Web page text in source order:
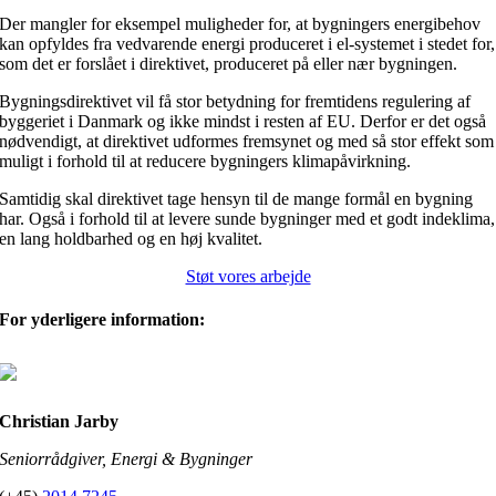
Der mangler for eksempel muligheder for, at bygningers energibehov
kan opfyldes fra vedvarende energi produceret i el-systemet i stedet for,
som det er forslået i direktivet, produceret på eller nær bygningen.
Bygningsdirektivet vil få stor betydning for fremtidens regulering af
byggeriet i Danmark og ikke mindst i resten af EU. Derfor er det også
nødvendigt, at direktivet udformes fremsynet og med så stor effekt som
muligt i forhold til at reducere bygningers klimapåvirkning.
Samtidig skal direktivet tage hensyn til de mange formål en bygning
har. Også i forhold til at levere sunde bygninger med et godt indeklima,
en lang holdbarhed og en høj kvalitet.
Støt vores arbejde
For yderligere information:
Christian Jarby
Seniorrådgiver, Energi & Bygninger